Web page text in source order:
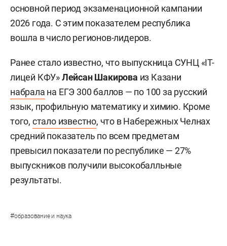
основной период экзаменационной кампании
2026 года. С этим показателем республика
вошла в число регионов-лидеров.
Ранее стало известно, что выпускница СУНЦ «IT-
лицей КФУ»Лейсан Шакирова из Казани
набрала на ЕГЭ 300 баллов — по 100 за русский
язык, профильную математику и химию. Кроме
того, стало известно, что в Набережных Челнах
средний показатель по всем предметам
превысил показатели по республике — 27%
выпускников получили высокобалльные
результаты.
#образование и наука